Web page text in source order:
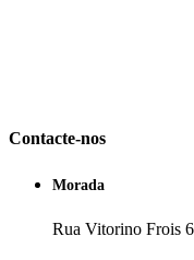
Contacte-nos
Morada
Rua Vitorino Frois